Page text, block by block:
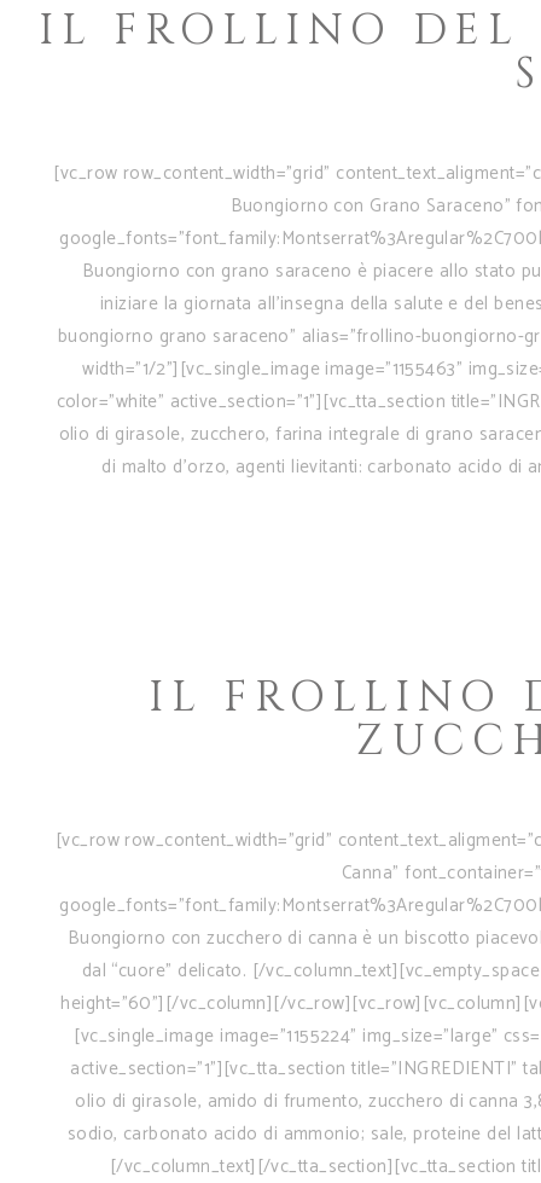
IL FROLLINO DEL
[vc_row row_content_width="grid"
Buongiorno con Grano Saraceno"
Buongiorno con grano saraceno è piacere allo stato
iniziare la giornata all'insegna della salute e del
buongiorno grano saraceno" alias="frollino-buongiorno-
width="1/2"][vc_single_image image="1155463"
color="white" active_section="1"][vc_tta_section
olio di girasole, zucchero, farina integrale di grano
di malto d’orzo, agenti lievitanti: carbonato acido
IL FROLLINO
[vc_row row_content_width="grid"
Canna"
Buongiorno con zucchero di canna è un biscotto
dal “cuore” delicato. [/
height="60"][/vc_column][/
[vc_single_image image="1155224" img_size="large"
active_section="1"][vc_tta_section
olio di girasole, amido di frumento, zucchero di canna
sodio, carbonato acido di ammonio; sale, proteine del
[/vc_column_text][/vc_tta_section][vc_tta_section